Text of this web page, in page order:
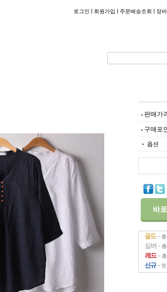
로그인 | 회원가입 | 주문배송조회 | 장
판매가
구매포
옵션